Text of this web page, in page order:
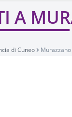
A
di Cuneo Murazzano